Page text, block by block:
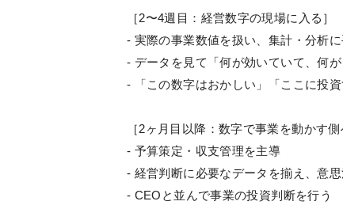
［2〜4週目：経営数字の現場に入る］
- 実際の事業数値を扱い、集計・分析
- データを見て「何が効いていて、何
- 「この数字はおかしい」「ここに投
［2ヶ月目以降：数字で事業を動かす側
- 予算策定・収支管理を主導
- 経営判断に必要なデータを揃え、意
- CEOと並んで事業の投資判断を行う